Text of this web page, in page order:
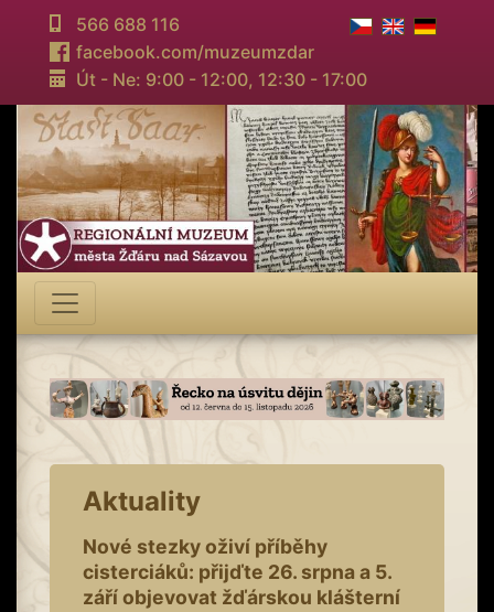
566 688 116
facebook.com/muzeumzdar
Út - Ne: 9:00 - 12:00, 12:30 - 17:00
Aktuality
Nové stezky oživí příběhy
cisterciáků: přijďte 26. srpna a 5.
září objevovat žďárskou klášterní